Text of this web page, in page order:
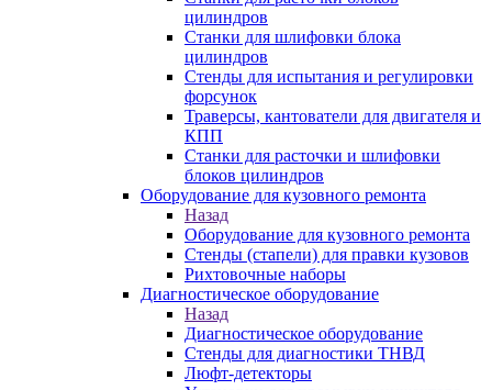
цилиндров
Станки для шлифовки блока
цилиндров
Стенды для испытания и регулировки
форсунок
Траверсы, кантователи для двигателя и
КПП
Станки для расточки и шлифовки
блоков цилиндров
Оборудование для кузовного ремонта
Назад
Оборудование для кузовного ремонта
Стенды (стапели) для правки кузовов
Рихтовочные наборы
Диагностическое оборудование
Назад
Диагностическое оборудование
Стенды для диагностики ТНВД
Люфт-детекторы